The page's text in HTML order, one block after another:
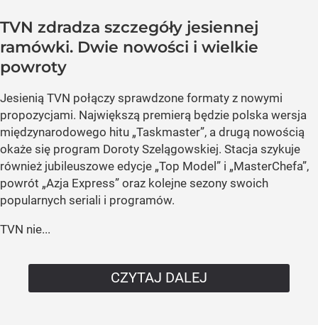
TVN zdradza szczegóły jesiennej
ramówki. Dwie nowości i wielkie
powroty
Jesienią TVN połączy sprawdzone formaty z nowymi
propozycjami. Największą premierą będzie polska wersja
międzynarodowego hitu „Taskmaster”, a drugą nowością
okaże się program Doroty Szelągowskiej. Stacja szykuje
również jubileuszowe edycje „Top Model” i „MasterChefa”,
powrót „Azja Express” oraz kolejne sezony swoich
popularnych seriali i programów.
TVN nie...
CZYTAJ DALEJ